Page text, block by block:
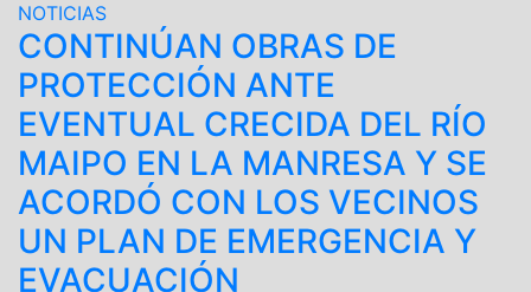
NOTICIAS
CONTINÚAN OBRAS DE
PROTECCIÓN ANTE
EVENTUAL CRECIDA DEL RÍO
MAIPO EN LA MANRESA Y SE
ACORDÓ CON LOS VECINOS
UN PLAN DE EMERGENCIA Y
EVACUACIÓN